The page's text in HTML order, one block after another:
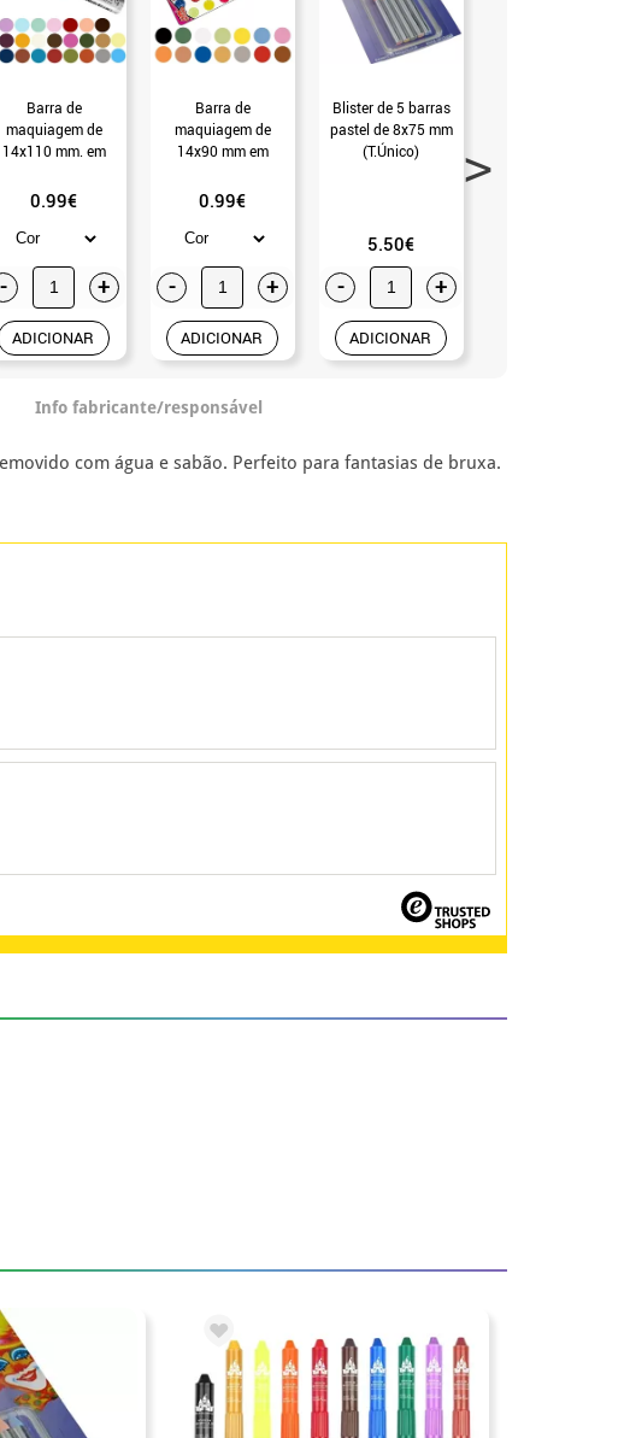
Barra de
maquiagem de
14x110 mm. em
0.99€
- +
ADICIONAR
Barra de
maquiagem de
14x90 mm em
0.99€
- +
ADICIONAR
Blister de 5 barras
pastel de 8x75 mm
(T.Único)
5.50€
- +
ADICIONAR
Info fabricante/responsável
com água e sabão. Perfeito para fantasias de bruxa.